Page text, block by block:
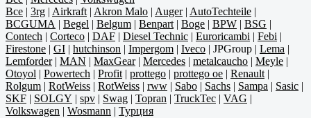
Все | 3rg | Airkraft | Akron Malo | Auger| AutoTechteile |
BCGUMA | Begel | Belgum | Benpart | Boge | BPW | BSG |
Contech | Corteco | DAF | Diesel Technic | Euroricambi | Febi |
Firestone | GI | hutchinson | Impergom | Iveco | JPGroup | Lema |
Lemforder| MAN | MaxGear| Mercedes | metalcaucho | Meyle |
Otoyol | Powertech | Profit | prottego | prottego oe | Renault |
Rolgum | RotWeiss | RotWeiss | rww | Sabo | Sachs | Sampa | Sasic |
SKF | SOLGY | spv | Swag | Topran | TruckTec | VAG |
Volkswagen | Wosmann | Турция